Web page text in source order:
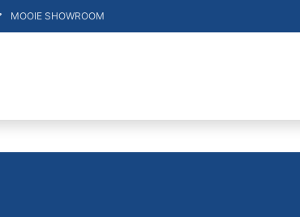
MOOIE SHOWROOM